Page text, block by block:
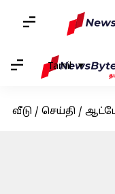
Tamil
வீடு / செய்தி /